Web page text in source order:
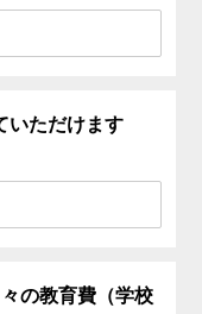
いただけます
の教育費（学校